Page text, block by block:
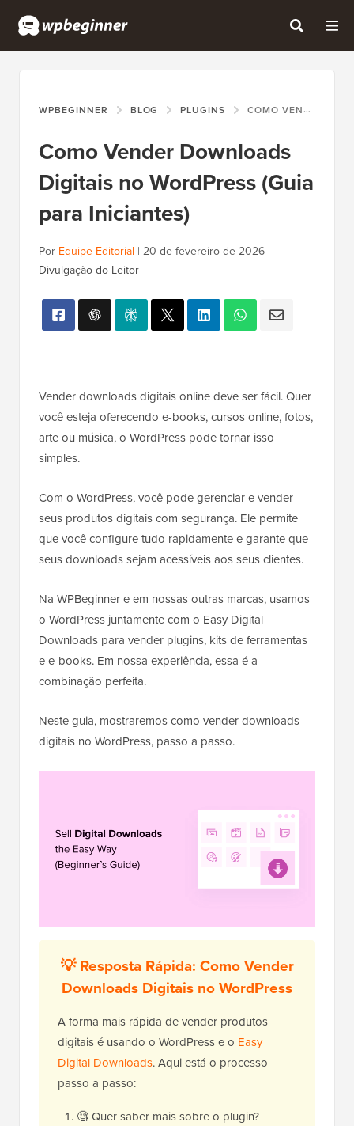
WPBEGINNER BLOG PLUGINS COMO VENDER DOWNLOADS DIGITAIS NO WORDPRESS (GUIA PARA INICIANTES)
Como Vender Downloads
Digitais no WordPress (Guia
para Iniciantes)
Por Equipe Editorial | 20 de fevereiro de 2026 |
Divulgação do Leitor
Vender downloads digitais online deve ser fácil. Quer
você esteja oferecendo e-books, cursos online, fotos,
arte ou música, o WordPress pode tornar isso
simples.
Com o WordPress, você pode gerenciar e vender
seus produtos digitais com segurança. Ele permite
que você configure tudo rapidamente e garante que
seus downloads sejam acessíveis aos seus clientes.
Na WPBeginner e em nossas outras marcas, usamos
o WordPress juntamente com o Easy Digital
Downloads para vender plugins, kits de ferramentas
e e-books. Em nossa experiência, essa é a
combinação perfeita.
Neste guia, mostraremos como vender downloads
digitais no WordPress, passo a passo.
💡 Resposta Rápida: Como Vender
Downloads Digitais no WordPress
A forma mais rápida de vender produtos
digitais é usando o WordPress e o Easy
Digital Downloads. Aqui está o processo
passo a passo:
🧐 Quer saber mais sobre o plugin?